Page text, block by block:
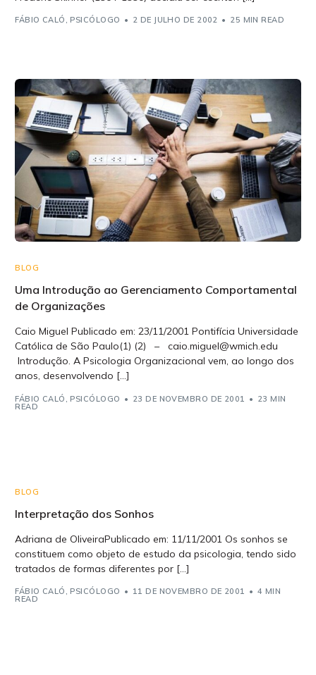
FÁBIO CALÓ, PSICÓLOGO 2 DE JULHO DE 2002 25 MIN READ
BLOG
Uma Introdução ao Gerenciamento Comportamental
de Organizações
Caio Miguel Publicado em: 23/11/2001 Pontifícia Universidade
Católica de São Paulo(1) (2) – caio.miguel@wmich.edu
Introdução. A Psicologia Organizacional vem, ao longo dos
anos, desenvolvendo […]
FÁBIO CALÓ, PSICÓLOGO 23 DE NOVEMBRO DE 2001 23 MIN
READ
BLOG
Interpretação dos Sonhos
Adriana de OliveiraPublicado em: 11/11/2001 Os sonhos se
constituem como objeto de estudo da psicologia, tendo sido
tratados de formas diferentes por […]
FÁBIO CALÓ, PSICÓLOGO 11 DE NOVEMBRO DE 2001 4 MIN
READ